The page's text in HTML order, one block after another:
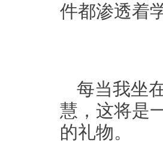
件都渗透着
每当我坐
慧，这将是
的礼物。